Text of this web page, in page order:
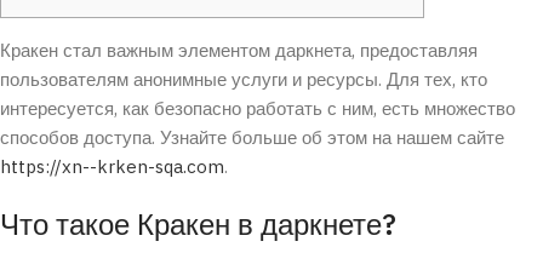
Кракен стал важным элементом даркнета, предоставляя
пользователям анонимные услуги и ресурсы. Для тех, кто
интересуется, как безопасно работать с ним, есть множество
способов доступа. Узнайте больше об этом на нашем сайте
https://xn--krken-sqa.com.
Что такое Кракен в даркнете?